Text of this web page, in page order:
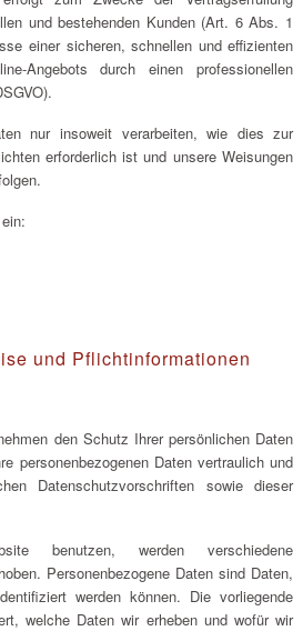
und bestehenden Kunden (Art. 6 Abs. 1
einer sicheren, schnellen und effizienten
Angebots durch einen professionellen
nur insoweit verarbeiten, wie dies zur
erforderlich ist und unsere Weisungen
und Pflicht­informationen
den Schutz Ihrer persönlichen Daten
personenbezogenen Daten vertraulich und
Datenschutzvorschriften sowie dieser
benutzen, werden verschiedene
Personenbezogene Daten sind Daten,
werden können. Die vorliegende
welche Daten wir erheben und wofür wir